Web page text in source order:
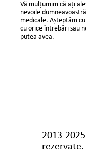
Vă mulțumim că ați
nevoile
medicale. Așteptăm
cu orice întrebări sau
putea avea.
2013-
rezervate.